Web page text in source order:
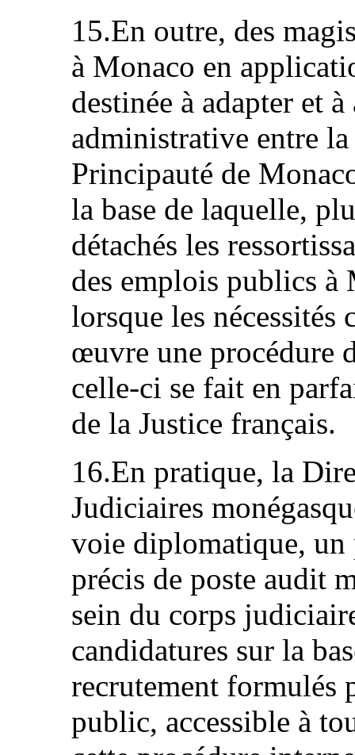
15.En outre, des
à Monaco en
destinée à adapter et
administrative entre
Principauté de
la base de laquelle,
détachés les
des emplois publics à
lorsque les nécessités
œuvre une procédure
celle-ci se fait en
de la Justice français.
16.En pratique, la
Judiciaires
voie diplomatique,
précis de poste audit
sein du corps
candidatures sur la
recrutement formulés
public, accessible à